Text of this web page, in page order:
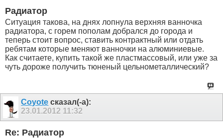
Радиатор
Ситуация такова, на днях лопнула верхняя ванночка
радиатора, с горем пополам добрался до города и
теперь стоит вопрос, ставить контрактный или отдать
ребятам которые меняют ванночки на алюминиевые.
Как считаете, купить такой же пластмассовый, или уже за
чуть дороже получить тюненый цельнометаллический?
Coyote сказал(-а):
23.01.2012 11:32
Re: Радиатор